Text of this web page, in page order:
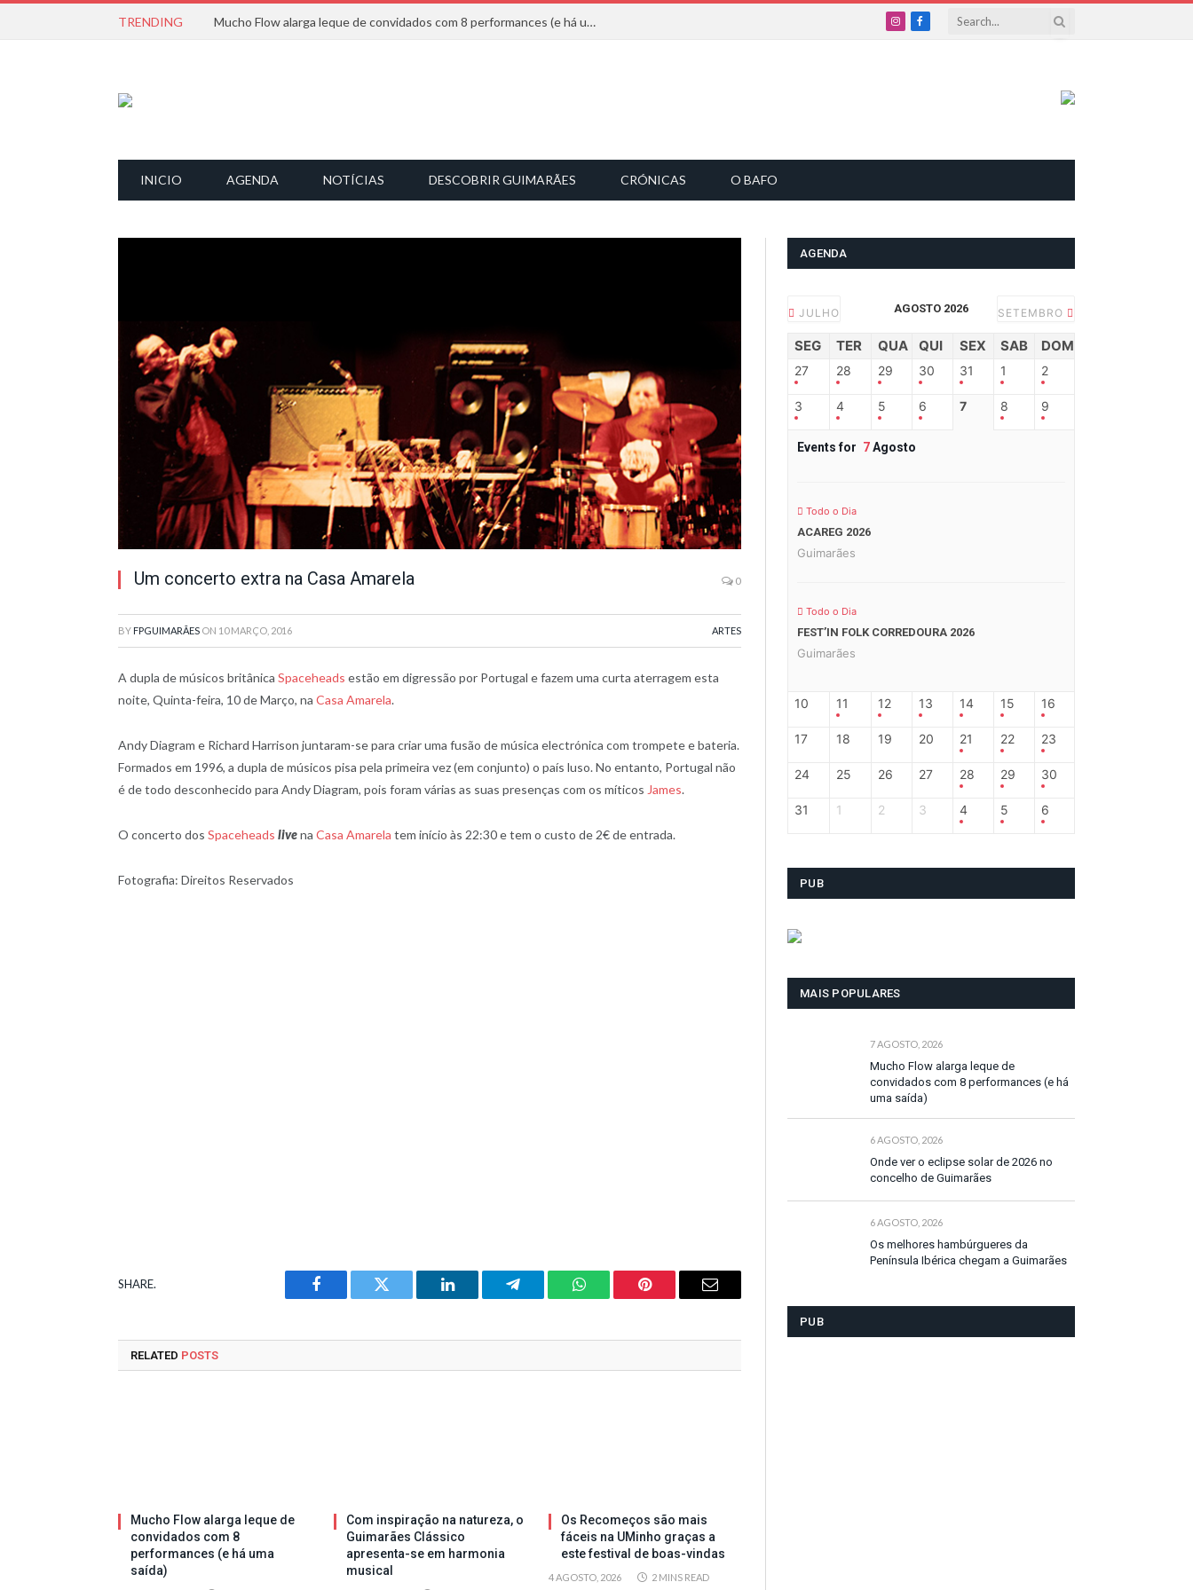
TRENDING Mucho Flow alarga leque de convidados com 8 performances (e há uma saída)
InstagramFacebook
INICIO AGENDA NOTÍCIAS DESCOBRIR GUIMARÃES CRÓNICAS O BAFO
Um concerto extra na Casa Amarela 0
BY FPGUIMARÃES ON 10 MARÇO, 2016 ARTES
A dupla de músicos britânica Spaceheads estão em digressão por Portugal e fazem uma curta aterragem esta
noite, Quinta-feira, 10 de Março, na Casa Amarela.
Andy Diagram e Richard Harrison juntaram-se para criar uma fusão de música electrónica com trompete e bateria.
Formados em 1996, a dupla de músicos pisa pela primeira vez (em conjunto) o país luso. No entanto, Portugal não
é de todo desconhecido para Andy Diagram, pois foram várias as suas presenças com os míticos James.
O concerto dos Spaceheads livena Casa Amarela tem início às 22:30 e tem o custo de 2€ de entrada.
Fotografia: Direitos Reservados
SHARE.
Facebook Twitter LinkedIn Telegram WhatsAppPinterest Email
RELATED POSTS
Mucho Flow alarga leque de
convidados com 8
performances (e há uma
saída)
Com inspiração na natureza, o
Guimarães Clássico
apresenta-se em harmonia
musical
Os Recomeços são mais
fáceis na UMinho graças a
este festival de boas-vindas
4 AGOSTO, 2026 2 MINS READ
AGENDA
JULHO AGOSTO 2026 SETEMBRO
SEG TER QUA QUI SEX SAB DOM
27 28 29 30 31 1 2
3 4 5 6 7 8 9
Events for 7Agosto
Todo o Dia
ACAREG 2026
Guimarães
Todo o Dia
FEST’IN FOLK CORREDOURA 2026
Guimarães
10 11 12 13 14 15 16
17 18 19 20 21 22 23
24 25 26 27 28 29 30
31 1 2 3 4 5 6
PUB
MAIS POPULARES
7 AGOSTO, 2026
Mucho Flow alarga leque de
convidados com 8 performances (e há
uma saída)
6 AGOSTO, 2026
Onde ver o eclipse solar de 2026 no
concelho de Guimarães
6 AGOSTO, 2026
Os melhores hambúrgueres da
Península Ibérica chegam a Guimarães
PUB